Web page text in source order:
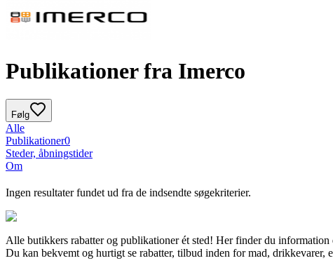
Publikationer fra Imerco
Følg
Alle
Publikationer0
Steder, åbningstider
Om
Ingen resultater fundet ud fra de indsendte søgekriterier.
Alle butikkers rabatter og publikationer ét sted! Her finder du
Du kan bekvemt og hurtigt se rabatter, tilbud inden for mad,